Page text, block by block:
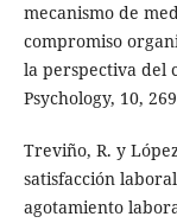
mecanismo de
compromiso
la perspectiva del
Psychology, 10,
Treviño, R. y
satisfacción
agotamiento